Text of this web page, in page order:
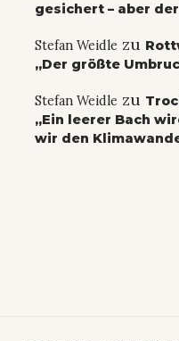
gesichert – aber
Stefan Weidle zu
„Der größte
Stefan Weidle zu
„Ein leerer Bach
wir den